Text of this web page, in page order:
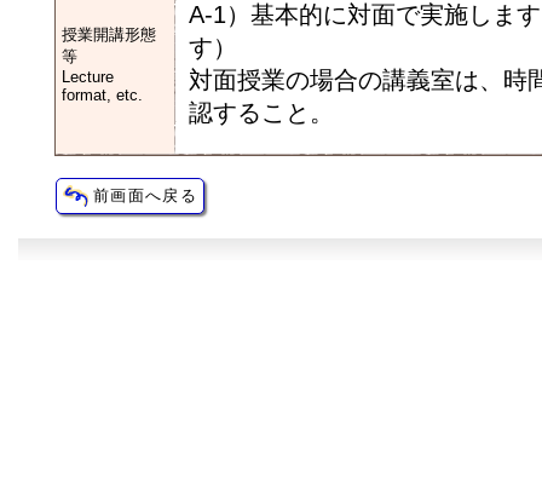
授業開講形態
等
Lecture
format, etc.
A-1）基本的に対面で実施しま
す）
対面授業の場合の講義室は、時
認すること。